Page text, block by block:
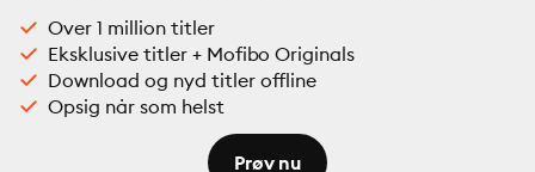
Over 1 million titler
Eksklusive titler + Mofibo Originals
Download og nyd titler offline
Opsig når som helst
Prøv nu